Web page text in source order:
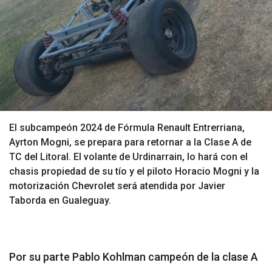
El subcampeón 2024 de Fórmula Renault Entrerriana,
Ayrton Mogni, se prepara para retornar a la Clase A de
TC del Litoral. El volante de Urdinarrain, lo hará con el
chasis propiedad de su tío y el piloto Horacio Mogni y la
motorización Chevrolet será atendida por Javier
Taborda en Gualeguay.
Por su parte Pablo Kohlman campeón de la clase A